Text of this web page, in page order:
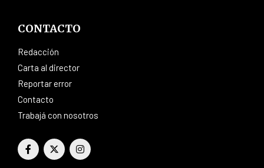
CONTACTO
Redacción
Carta al director
Reportar error
Contacto
Trabajá con nosotros